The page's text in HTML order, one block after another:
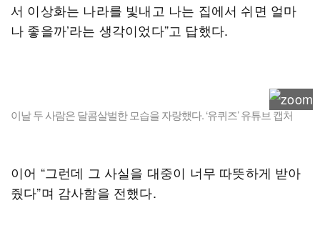
서 이상화는 나라를 빛내고 나는 집에서 쉬면 얼마
나 좋을까’라는 생각이었다”고 답했다.
이날 두 사람은 달콤살벌한 모습을 자랑했다. ‘유퀴즈’ 유튜브 캡처
이어 “그런데 그 사실을 대중이 너무 따뜻하게 받아
줬다”며 감사함을 전했다.